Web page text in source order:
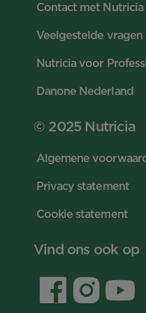
Contact met Nutricia
Veelgestelde
Nutricia voor
Danone Nederland
© 2025 Nutricia
Algemene
Privacy statement
Cookie statement
Vind ons ook op